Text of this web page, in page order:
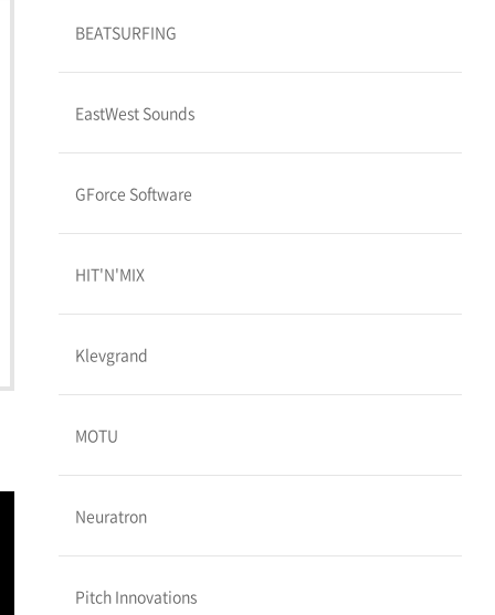
BEATSURFING
EastWest Sounds
GForce Software
HIT'N'MIX
Klevgrand
MOTU
Neuratron
Pitch Innovations